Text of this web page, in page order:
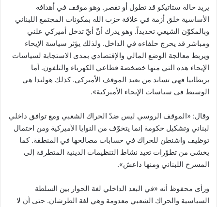
يريد حالة ستاتيكو قد تطول أو تقصر. وهو موقف في أهدافه
الأساسية خلق أزمة في علاقة حزب الله بمكونات المجتمع اللبناني
وبالمكوّن الشيعي تحديداً. وهو يدرك أنّ أيّ تدخل أميركي علني
ومباشر قد يحرج حلفاءه في الداخل. ولذلك يؤثر سياسة الإيحاء
ويربط معالجة الوضع المالي والإقتصادي بمدى الاستجابة لسياسات
الإيحاء هذه التي منها خصخصة قطاعي الكهرباء والتلفون. أما
بريطانيا فهي تساند من بعيد الموقف الأميركي. كذلك هولندا هي
الوسيط في سياسات الإيحاء الأميركية».
وقال: «الموقف الروسي ليس ضدّ الحراك الشعبي ومع توافق داخلي
لبناني وتشكيل حكومة إنما يتخوّف من النوايا الأميركية ومن احتمال
توظيف واشنطن للحراك في حسابات مصالحها في المنطقة. كما
يخشى من تطوّرات تعيد نشاط التنظيمات الدينية المتطرفة إلى
المسرح اللبناني ومنها داعش».
ورأى محفوظ أنه «في البعد الداخلي لغة الحوار بين السلطة
السياسية والحراك الشعبي معدومة وهي لغة الطرشان. حتى أن لا